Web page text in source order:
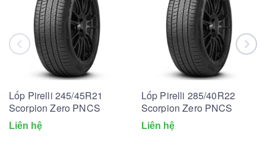
Lốp Pirelli 245/45R21
Scorpion Zero PNCS
Liên hệ
Lốp Pirelli 285/40R22
Scorpion Zero PNCS
Liên hệ